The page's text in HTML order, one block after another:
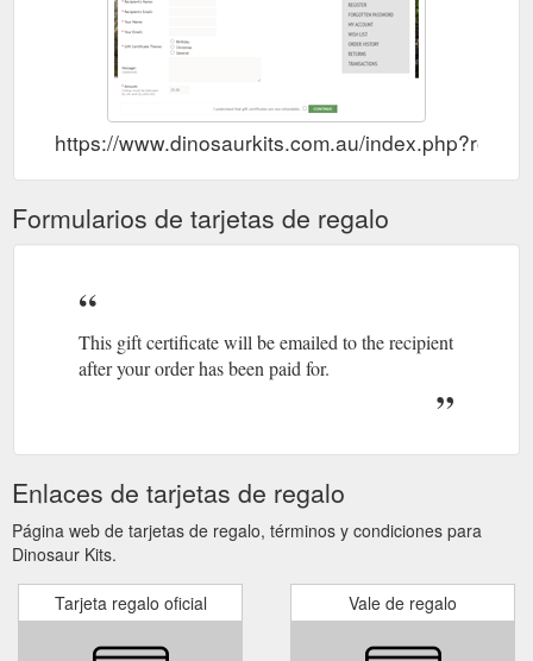
https://www.dinosaurkits.com.au/
Formularios de tarjetas de regalo
This gift certificate will be emailed to the recipient
after your order has been paid for.
Enlaces de tarjetas de regalo
Página web de tarjetas de regalo, términos y condiciones para
Dinosaur Kits.
Tarjeta regalo oficial Vale de regalo